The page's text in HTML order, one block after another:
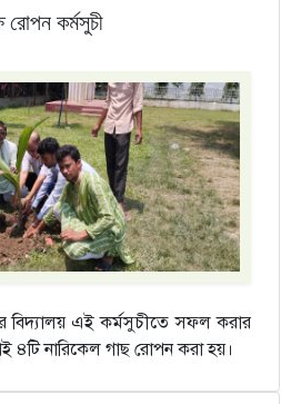
রোপন কর্মসুচী
এই কর্মসুচীতে সফল করার
নারিকেল গাছ রোপন করা হয়।